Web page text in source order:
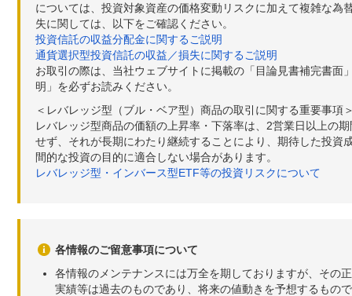
については、投資対象資産の価格変動リスクに加えて複雑な
失に関しては、以下をご確認ください。
投資信託の収益分配金に関するご説明
通貨選択型投資信託の収益／損失に関するご説明
お取引の際は、当社ウェブサイトに掲載の「目論見書補完書
明」を必ずお読みください。
＜レバレッジ型（ブル・ベア型）商品の取引に関する重要事項
レバレッジ型商品の価額の上昇率・下落率は、2営業日以上の
せず、それが長期にわたり継続することにより、期待した投
間的な投資の目的に適合しない場合があります。
レバレッジ型・インバース型ETF等の投資リスクについて
各情報のご留意事項について
各情報のメンテナンスには万全を期しておりますが、その
実績等は過去のものであり、将来の値動きを予想するもの